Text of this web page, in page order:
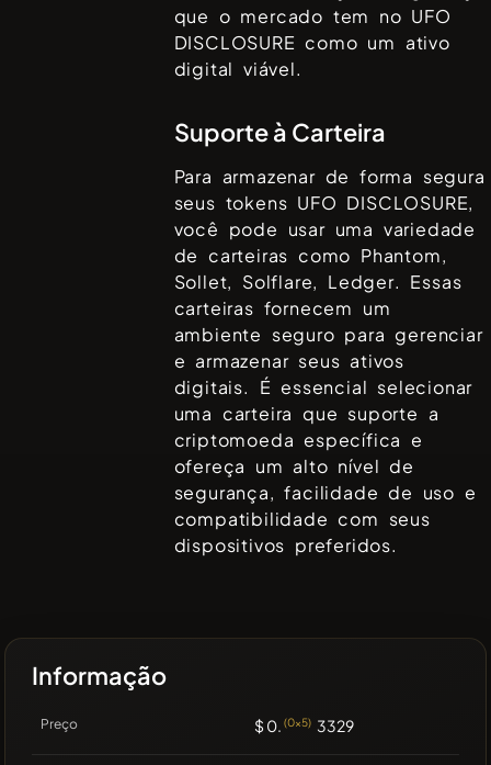
que o mercado tem no UFO
DISCLOSURE como um ativo
digital viável.
Suporte à Carteira
Para armazenar de forma segura
seus tokens UFO DISCLOSURE,
você pode usar uma variedade
de carteiras como Phantom,
Sollet, Solflare, Ledger. Essas
carteiras fornecem um
ambiente seguro para gerenciar
e armazenar seus ativos
digitais. É essencial selecionar
uma carteira que suporte a
criptomoeda específica e
ofereça um alto nível de
segurança, facilidade de uso e
compatibilidade com seus
dispositivos preferidos.
Informação
Preço $ 0. (0x5) 3329